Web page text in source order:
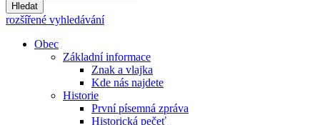
Hledat
rozšířené vyhledávání
Obec
Základní informace
Znak a vlajka
Kde nás najdete
Historie
První písemná zpráva
Historická pečeť